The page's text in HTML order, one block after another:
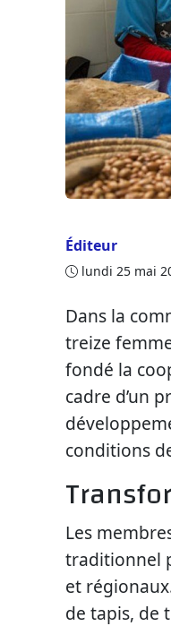
Éditeur
lundi 25 mai
Dans la
treize
fondé la
cadre d’un
conditions
Les
traditionnel
et
de tapis, de